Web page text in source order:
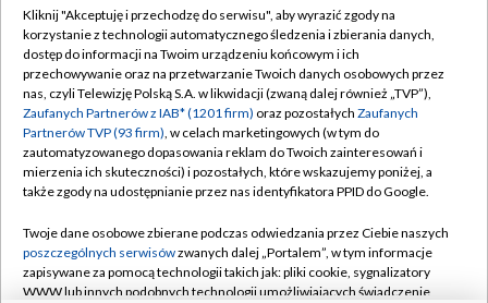
TVP
Abonament TVP
Emisja w TVP
Centrum informacji TVP
Naziemna Telewizja Cyfrowa
Rada Programowa
System NOS
Regulamin TVP
Polityka prywatności
Moje zgody
Pomoc
Kontakt
Kliknij "Akceptuję i przechodzę do serwisu", aby wyrazić zgody na
korzystanie z technologii automatycznego śledzenia i zbierania danych,
dostęp do informacji na Twoim urządzeniu końcowym i ich
przechowywanie oraz na przetwarzanie Twoich danych osobowych przez
nas, czyli Telewizję Polską S.A. w likwidacji (zwaną dalej również „TVP”),
Zaufanych Partnerów z IAB* (1201 firm) oraz pozostałych Zaufanych
Partnerów TVP (93 firm), w celach marketingowych (w tym do
zautomatyzowanego dopasowania reklam do Twoich zainteresowań i
mierzenia ich skuteczności) i pozostałych, które wskazujemy poniżej, a
także zgody na udostępnianie przez nas identyfikatora PPID do Google.
Twoje dane osobowe zbierane podczas odwiedzania przez Ciebie naszych
poszczególnych serwisówzwanych dalej „Portalem”, w tym informacje
zapisywane za pomocą technologii takich jak: pliki cookie, sygnalizatory
WWW lub innych podobnych technologii umożliwiających świadczenie